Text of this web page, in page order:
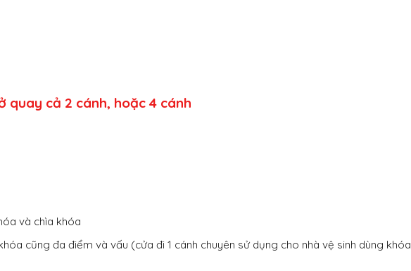
quay cả 2 cánh, hoặc 4 cánh
và chìa khóa
cũng đa điểm và vấu (cửa đi 1 cánh chuyên sử dụng cho nhà vệ sinh dùng khóa